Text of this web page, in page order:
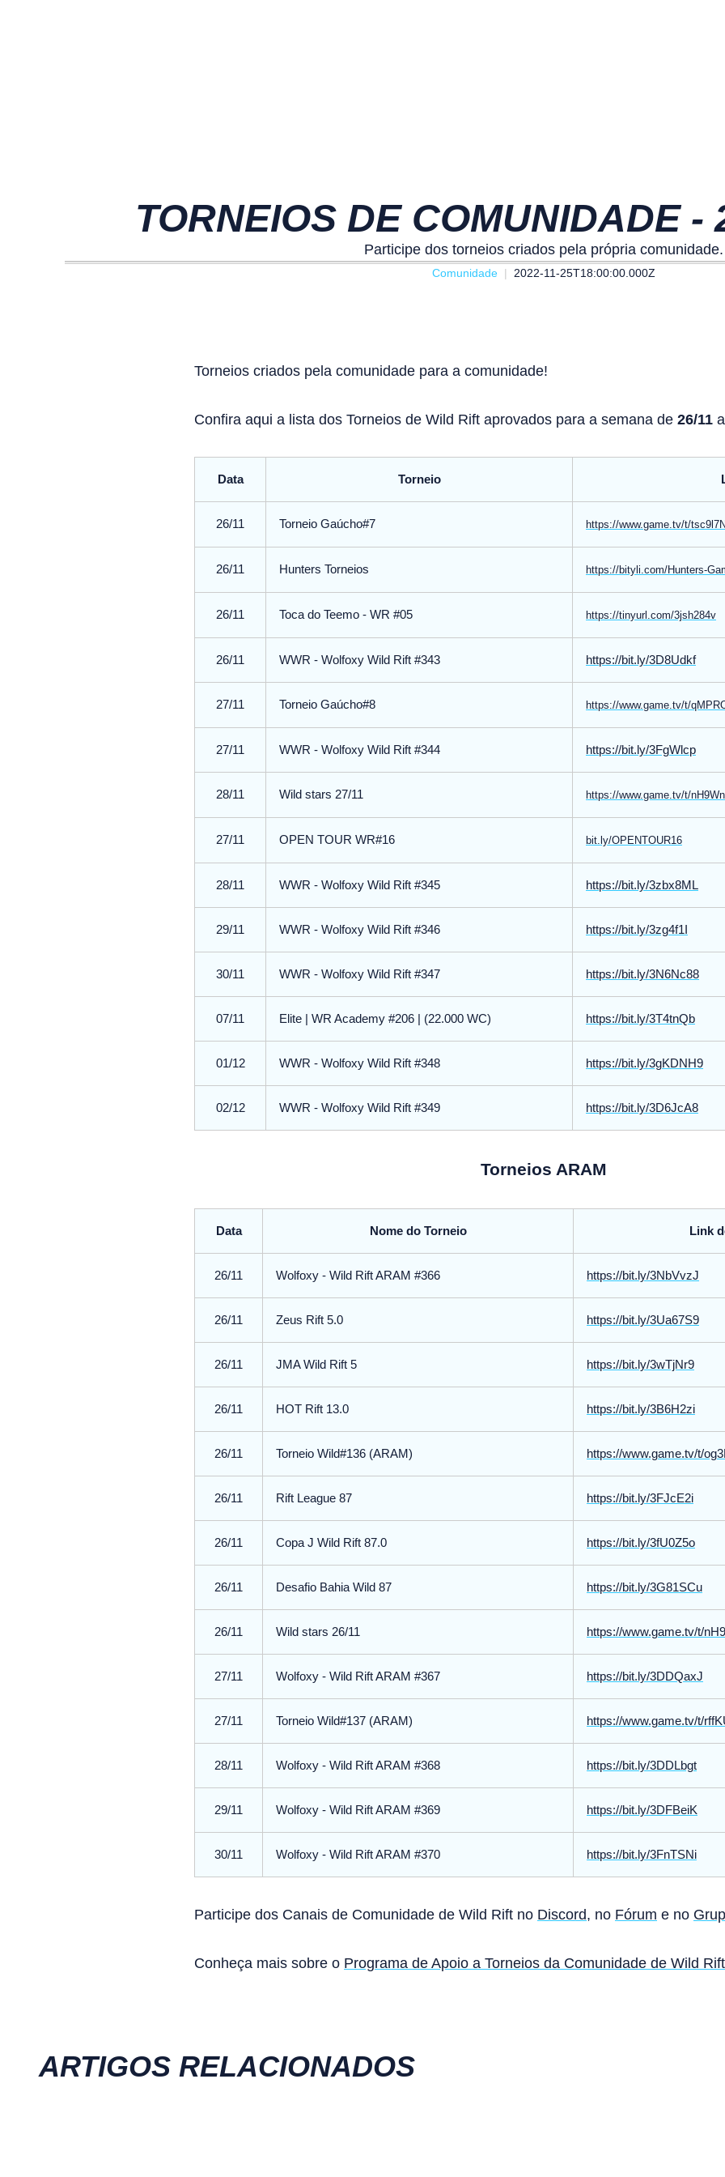
TORNEIOS DE COMUNIDADE -
Participe dos torneios criados pela própria comunidade.
Comunidade 2022-11-25T18:00:00.000Z
Torneios criados pela comunidade para a comunidade!
Confira aqui a lista dos Torneios de Wild Rift aprovados para a semana de 26/11 a
Data Torneio
26/11 Torneio Gaúcho#7 https://www.game.tv/t/
26/11 Hunters Torneios https://bityli.com/Hunters-
26/11 Toca do Teemo - WR #05 https://tinyurl.com/3jsh284v
26/11 WWR - Wolfoxy Wild Rift #343 https://bit.ly/3D8Udkf
27/11 Torneio Gaúcho#8 https://www.game.tv/t/
27/11 WWR - Wolfoxy Wild Rift #344 https://bit.ly/3FgWlcp
28/11 Wild stars 27/11 https://www.game.tv/t/
27/11 OPEN TOUR WR#16 bit.ly/OPENTOUR16
28/11 WWR - Wolfoxy Wild Rift #345 https://bit.ly/3zbx8ML
29/11 WWR - Wolfoxy Wild Rift #346 https://bit.ly/3zg4f1I
30/11 WWR - Wolfoxy Wild Rift #347 https://bit.ly/3N6Nc88
07/11 Elite | WR Academy #206 | (22.000 WC) https://bit.ly/3T4tnQb
01/12 WWR - Wolfoxy Wild Rift #348 https://bit.ly/3gKDNH9
02/12 WWR - Wolfoxy Wild Rift #349 https://bit.ly/3D6JcA8
Torneios ARAM
Data Nome do Torneio Link
26/11 Wolfoxy - Wild Rift ARAM #366 https://bit.ly/3NbVvzJ
26/11 Zeus Rift 5.0 https://bit.ly/3Ua67S9
26/11 JMA Wild Rift 5 https://bit.ly/3wTjNr9
26/11 HOT Rift 13.0 https://bit.ly/3B6H2zi
26/11 Torneio Wild#136 (ARAM) https://www.game.tv/t/
26/11 Rift League 87 https://bit.ly/3FJcE2i
26/11 Copa J Wild Rift 87.0 https://bit.ly/3fU0Z5o
26/11 Desafio Bahia Wild 87 https://bit.ly/3G81SCu
26/11 Wild stars 26/11 https://www.game.tv/t/
27/11 Wolfoxy - Wild Rift ARAM #367 https://bit.ly/3DDQaxJ
27/11 Torneio Wild#137 (ARAM) https://www.game.tv/t/
28/11 Wolfoxy - Wild Rift ARAM #368 https://bit.ly/3DDLbgt
29/11 Wolfoxy - Wild Rift ARAM #369 https://bit.ly/3DFBeiK
30/11 Wolfoxy - Wild Rift ARAM #370 https://bit.ly/3FnTSNi
Participe dos Canais de Comunidade de Wild Rift no Discord, no Fórum e no
Conheça mais sobre o Programa de Apoio a Torneios da Comunidade de Wild Rift
ARTIGOS RELACIONADOS